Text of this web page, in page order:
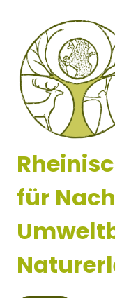
springen
für